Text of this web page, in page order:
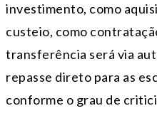
investimento, como
custeio, como
transferência será via
repasse direto para as
conforme o grau de